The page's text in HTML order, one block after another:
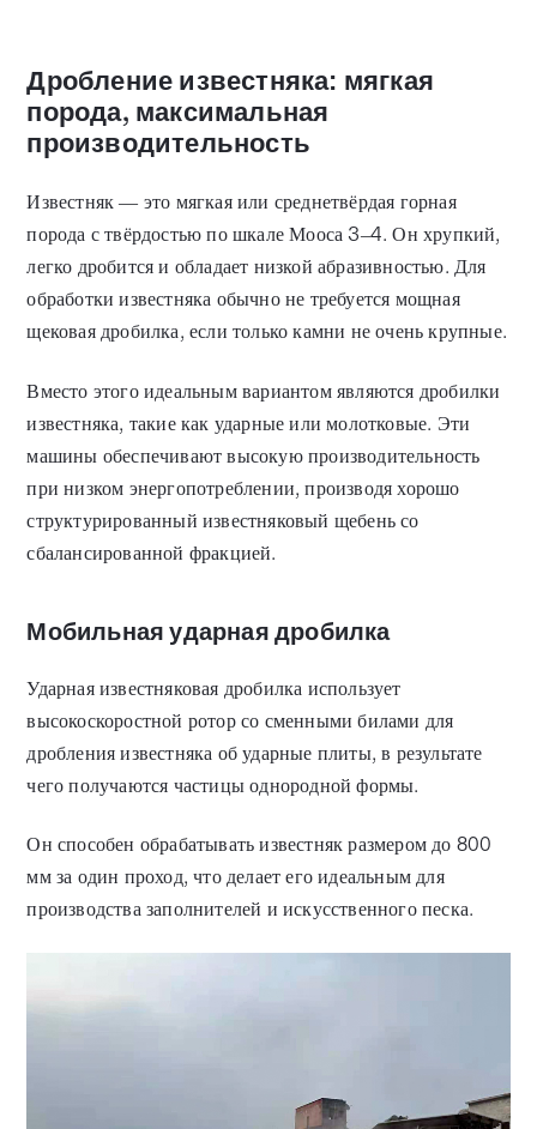
Дробление известняка: мягкая
порода, максимальная
производительность
Известняк — это мягкая или среднетвёрдая горная
порода с твёрдостью по шкале Мооса 3–4. Он хрупкий,
легко дробится и обладает низкой абразивностью. Для
обработки известняка обычно не требуется мощная
щековая дробилка, если только камни не очень крупные.
Вместо этого идеальным вариантом являются дробилки
известняка, такие как ударные или молотковые. Эти
машины обеспечивают высокую производительность
при низком энергопотреблении, производя хорошо
структурированный известняковый щебень со
сбалансированной фракцией.
Мобильная ударная дробилка
Ударная известняковая дробилка использует
высокоскоростной ротор со сменными билами для
дробления известняка об ударные плиты, в результате
чего получаются частицы однородной формы.
Он способен обрабатывать известняк размером до 800
мм за один проход, что делает его идеальным для
производства заполнителей и искусственного песка.